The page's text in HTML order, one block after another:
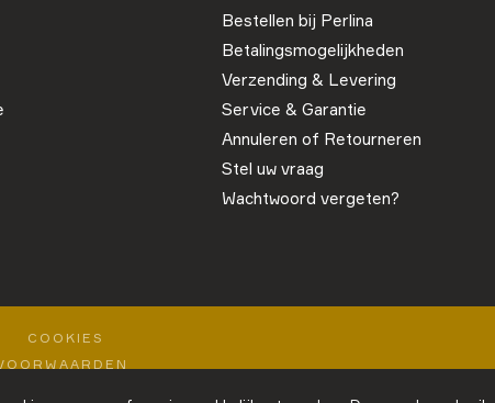
Bestellen bij Perlina
Betalingsmogelijkheden
Verzending & Levering
Service & Garantie
Annuleren of Retourneren
Stel uw vraag
Wachtwoord vergeten?
COOKIES